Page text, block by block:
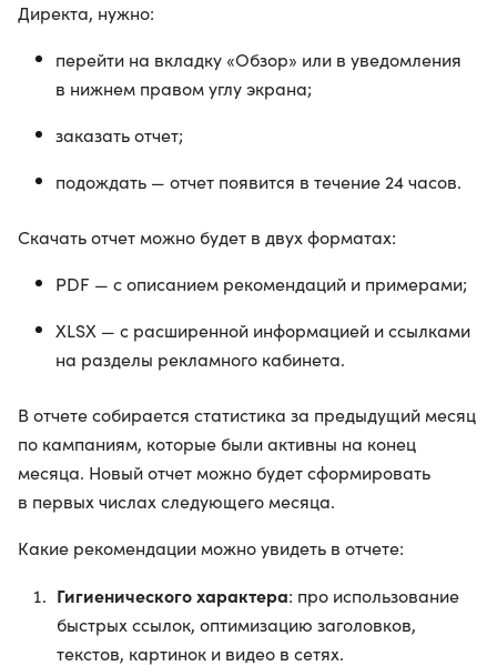
Директа, нужно:
перейти на вкладку «Обзор» или в уведомления
в нижнем правом углу экрана;
заказать отчет;
подождать — отчет появится в течение 24 часов.
Скачать отчет можно будет в двух форматах:
PDF — с описанием рекомендаций и примерами;
XLSX — с расширенной информацией и ссылками
на разделы рекламного кабинета.
В отчете собирается статистика за предыдущий месяц
по кампаниям, которые были активны на конец
месяца. Новый отчет можно будет сформировать
в первых числах следующего месяца.
Какие рекомендации можно увидеть в отчете:
Гигиенического характера: про использование
быстрых ссылок, оптимизацию заголовков,
текстов, картинок и видео в сетях.